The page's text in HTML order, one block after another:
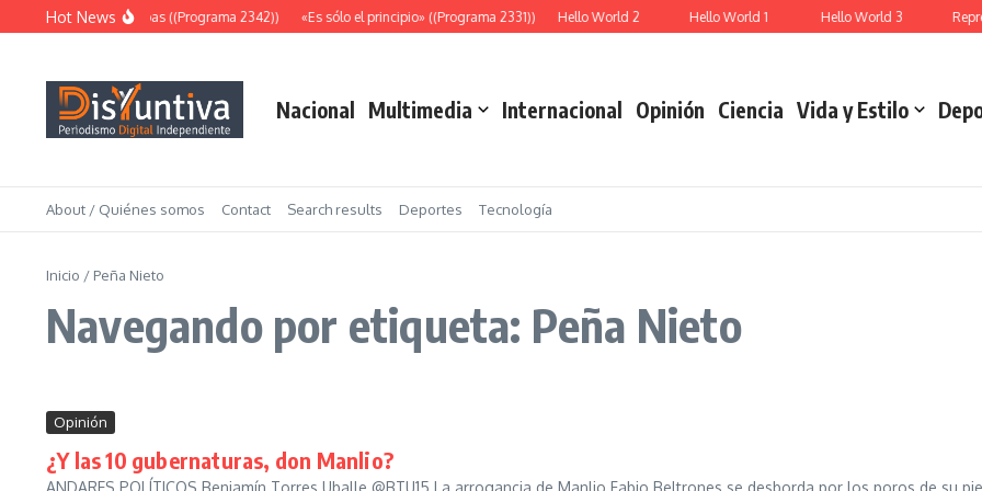
Saltar al contenido
Hot News
Abundantes pruebas ((Programa 2342)) «Es sólo el principio» ((Programa 2331)) Hello World 2 Hello World 1 Hello World 3
Nacional Multimedia Internacional Opinión Ciencia Vida y Estilo
About / Quiénes somos Contact Search results Deportes Tecnología
Inicio / Peña Nieto
Navegando por etiqueta: Peña Nieto
Opinión
¿Y las 10 gubernaturas, don Manlio?
ANDARES POLÍTICOS Benjamín Torres Uballe @BTU15 La arrogancia de Manlio Fabio Beltrones se desborda por los poros de su